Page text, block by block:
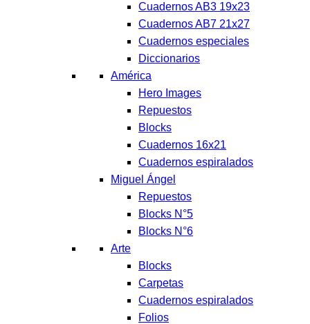
Cuadernos AB3 19x23
Cuadernos AB7 21x27
Cuadernos especiales
Diccionarios
América
Hero Images
Repuestos
Blocks
Cuadernos 16x21
Cuadernos espiralados
Miguel Ángel
Repuestos
Blocks N°5
Blocks N°6
Arte
Blocks
Carpetas
Cuadernos espiralados
Folios